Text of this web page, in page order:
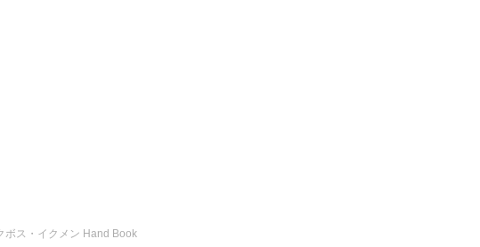
ボス・イクメン Hand Book